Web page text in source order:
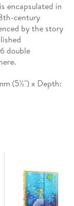
encapsulated in
century
by the story
double
(5½") x Depth: